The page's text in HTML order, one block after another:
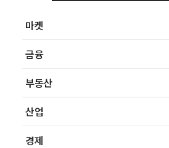
마켓
금융
부동산
산업
경제